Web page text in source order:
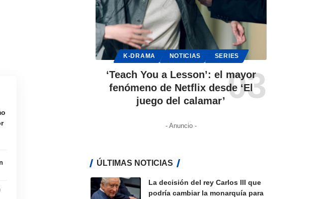
K-DRAMA NOTICIAS SERIES
‘Teach You a Lesson’: el mayor
fenómeno de Netflix desde ‘El
juego del calamar’
- Anuncio -
ÚLTIMAS NOTICIAS
La decisión del rey Carlos III que
podría cambiar la monarquía para